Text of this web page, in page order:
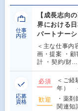
仕事
内容
【成長志向
界における
パートナー
＜主な仕事内
画・提案 ・顧
計 ・契約/財…
応募
資格
必須
＜ご
年） -
歓迎
・薬
関連知